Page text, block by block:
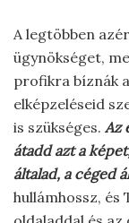
A legtöbben
ügynökséget,
profikra bíznák
elképzeléseid
is szükséges. Az
átadd azt a
általad, a céged
hullámhossz,